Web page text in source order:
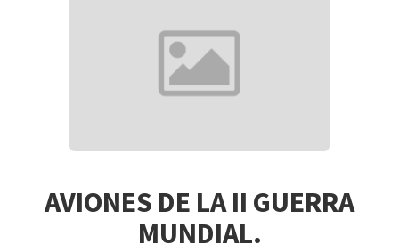
AVIONES DE LA II GUERRA
MUNDIAL.